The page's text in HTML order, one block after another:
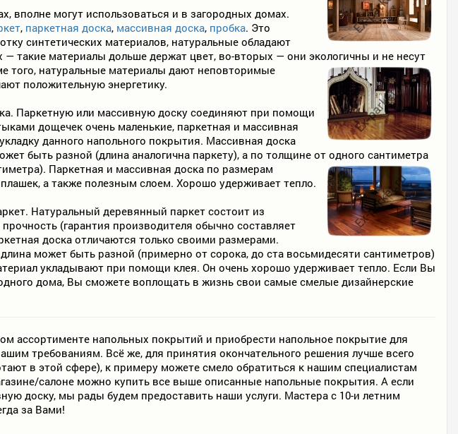
вполне могут использоваться и в загородных домах.
, паркетная доска, массивная доска, пробка. Это
синтетических материалов, натуральные обладают
материалы дольше держат цвет, во-вторых — они экологичны и не несут
того, натуральные материалы дают неповторимые
положительную энергетику.
Паркетную или массивную доску соединяют при помощи
дощечек очень маленькие, паркетная и массивная
данного напольного покрытия. Массивная доска
быть разной (длина аналогична паркету), а по толщине от одного сантиметра
Паркетная и массивная доска по размерам
а также полезным слоем. Хорошо удерживает тепло.
Натуральный деревянный паркет состоит из
(гарантия производителя обычно составляет
доска отличаются только своими размерами.
может быть разной (примерно от сорока, до ста восьмидесяти сантиметров)
укладывают при помощи клея. Он очень хорошо удерживает тепло. Если Вы
дома, Вы сможете воплощать в жизнь свои самые смелые дизайнерские
ассортименте напольных покрытий и приобрести напольное покрытие для
требованиям. Всё же, для принятия окончательного решения лучше всего
в этой сфере), к примеру можете смело обратиться к нашим специалистам
салоне можно купить все выше описанные напольные покрытия. А если
доску, мы рады будем предоставить наши услуги. Мастера с 10-и летним
за Вами!